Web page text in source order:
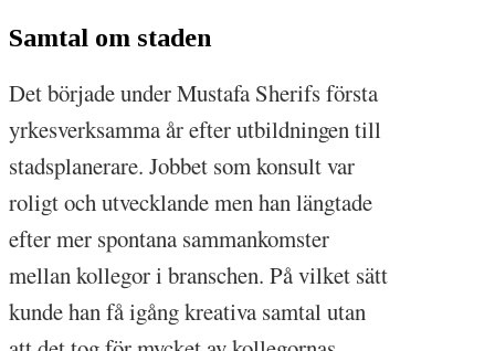
Samtal om staden
Det började under Mustafa Sherifs första
yrkesverksamma år efter utbildningen till
stadsplanerare. Jobbet som konsult var
roligt och utvecklande men han längtade
efter mer spontana sammankomster
mellan kollegor i branschen. På vilket sätt
kunde han få igång kreativa samtal utan